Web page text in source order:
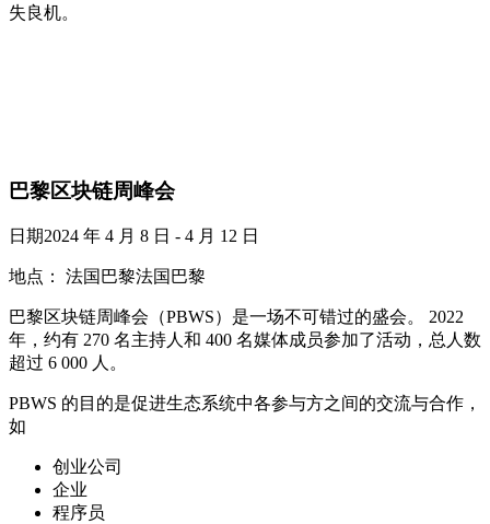
失良机。
巴黎区块链周峰会
日期2024 年 4 月 8 日 - 4 月 12 日
地点： 法国巴黎法国巴黎
巴黎区块链周峰会（PBWS）是一场不可错过的盛会。 2022
年，约有 270 名主持人和 400 名媒体成员参加了活动，总人数
超过 6 000 人。
PBWS 的目的是促进生态系统中各参与方之间的交流与合作，
如
创业公司
企业
程序员